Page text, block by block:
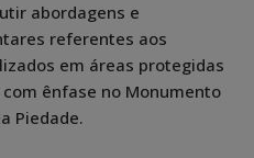
abordagens e
referentes aos
em áreas protegidas
ênfase no Monumento
Piedade.